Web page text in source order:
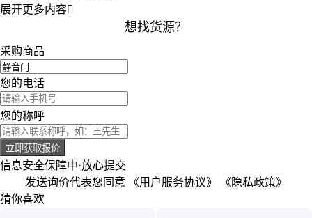
展开更多内容
想找货源？
采购商品
您的电话
您的称呼
立即获取报价
信息安全保障中·放心提交
发送询价代表您同意 《用户服务协议》
《隐私政策》
猜你喜欢